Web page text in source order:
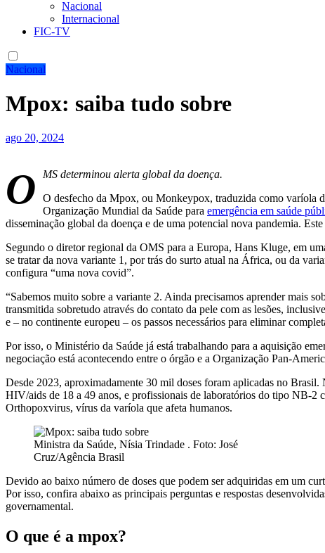
Nacional
Internacional
FIC-TV
Nacional
Mpox: saiba tudo sobre
ago 20, 2024
O
MS determinou alerta global da doença.
O desfecho da Mpox, ou Monkeypox, traduzida como varíola
Organização Mundial da Saúde para emergência em saúde
disseminação global da doença e de uma potencial nova pandemia.
Segundo o diretor regional da OMS para a Europa, Hans Kluge, em
se tratar da nova variante 1, por trás do surto atual na África, ou da
configura “uma nova covid”.
“Sabemos muito sobre a variante 2. Ainda precisamos aprender mais
transmitida sobretudo através do contato da pele com as lesões,
e – no continente europeu – os passos necessários para eliminar
Por isso, o Ministério da Saúde já está trabalhando para a aquisição
negociação está acontecendo entre o órgão e a Organização Pan-
Desde 2023, aproximadamente 30 mil doses foram aplicadas no
HIV/aids de 18 a 49 anos, e profissionais de laboratórios do tipo NB-2
Orthopoxvirus, vírus da varíola que afeta humanos.
Ministra da Saúde, Nísia Trindade . Foto: José
Cruz/Agência Brasil
Devido ao baixo número de doses que podem ser adquiridas em um
Por isso, confira abaixo as principais perguntas e respostas
governamental.
O que é a mpox?